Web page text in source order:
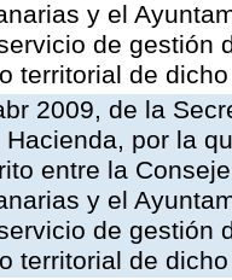
y el
de gestión
territorial de
2009, de la
por la
entre la
y el
de gestión
territorial de